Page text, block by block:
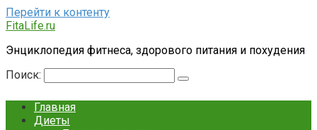
Перейти к контенту
FitaLife.ru
Энциклопедия фитнеса, здорового питания и похудения
Поиск:
Главная
Диеты